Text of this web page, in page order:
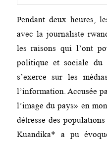
Pendant deux heures,
avec la journaliste
les raisons qui l’ont
politique et sociale du
s’exerce sur les
l’information. Accusée
l’image du pays» en
détresse des
Kuandika* a pu